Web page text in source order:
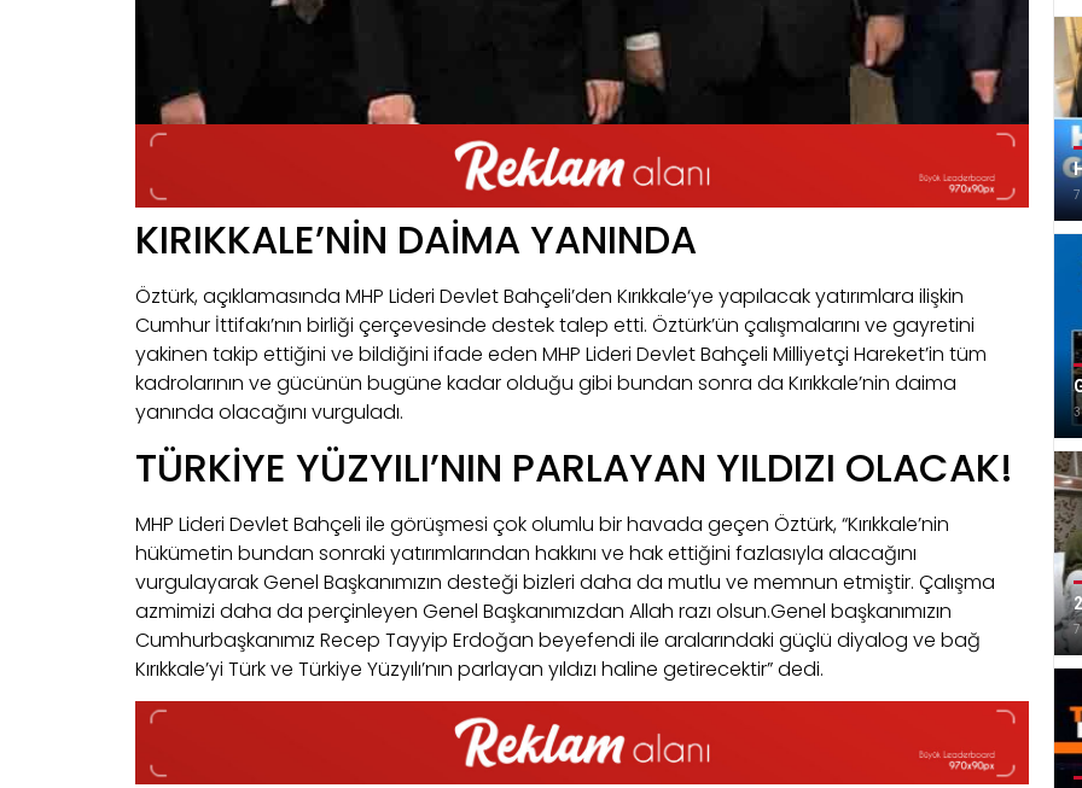
KIRIKKALE’NİN DAİMA YANINDA
Öztürk, açıklamasında MHP Lideri Devlet Bahçeli’den Kırıkkale‘ye yapılacak yatırımlara ilişkin
Cumhur İttifakı’nın birliği çerçevesinde destek talep etti. Öztürk’ün çalışmalarını ve gayretini
yakinen takip ettiğini ve bildiğini ifade eden MHP Lideri Devlet Bahçeli Milliyetçi Hareket’in tüm
kadrolarının ve gücünün bugüne kadar olduğu gibi bundan sonra da Kırıkkale’nin daima
yanında olacağını vurguladı.
TÜRKİYE YÜZYILI’NIN PARLAYAN YILDIZI OLACAK!
MHP Lideri Devlet Bahçeli ile görüşmesi çok olumlu bir havada geçen Öztürk, “Kırıkkale’nin
hükümetin bundan sonraki yatırımlarından hakkını ve hak ettiğini fazlasıyla alacağını
vurgulayarak Genel Başkanımızın desteği bizleri daha da mutlu ve memnun etmiştir. Çalışma
azmimizi daha da perçinleyen Genel Başkanımızdan Allah razı olsun.Genel başkanımızın
Cumhurbaşkanımız Recep Tayyip Erdoğan beyefendi ile aralarındaki güçlü diyalog ve bağ
Kırıkkale’yi Türk ve Türkiye Yüzyılı’nın parlayan yıldızı haline getirecektir” dedi.
7
3
7